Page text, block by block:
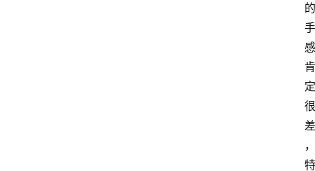
的
手
感
肯
定
很
差
，
特